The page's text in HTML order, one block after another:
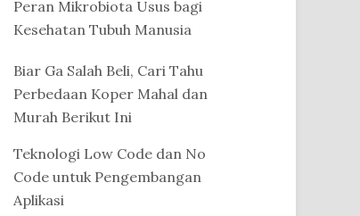
Peran Mikrobiota Usus bagi
Kesehatan Tubuh Manusia
Biar Ga Salah Beli, Cari Tahu
Perbedaan Koper Mahal dan
Murah Berikut Ini
Teknologi Low Code dan No
Code untuk Pengembangan
Aplikasi